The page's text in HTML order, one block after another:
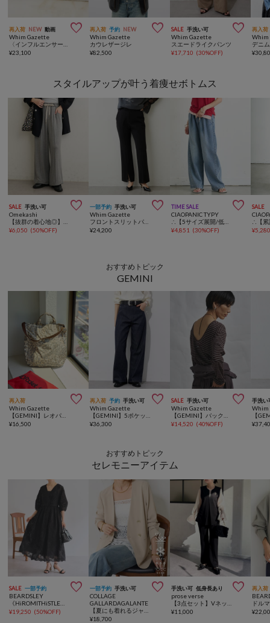
再入荷 NEW 動画 
Whim Gazette
¥23,100
再入荷 予約 NEW 
Whim Gazette
カウレザージレ
¥82,500
SALE 手洗い可 
Whim Gazette
スエードライクパンツ
¥17,710 (30%OFF)
再入荷
Whim
デニ
¥
スタイルアップが叶う着痩せボトムス
SALE 手洗い可 
Omekashi
【抜群の着心地◎】トロミ裏毛パンツ
¥6,050 (50%OFF)
一部予約 手洗い可 
Whim Gazette
フロントスリットパンツ
¥24,200
TIME SALE 
CIAOPANIC TYPY
∴【5サイズ展開/低身長・高身長対応】デイリーイージーワイドデニム
¥4,851 (30%OFF)
SALE
¥
おすすめトピック
GEMINI
再入荷 
Whim Gazette
¥16,500
再入荷 予約 手洗い可 
Whim Gazette
¥36,300
SALE 手洗い可 
Whim Gazette
¥14,520 (40%OFF)
手洗い
Whim
¥
おすすめトピック
セレモニーアイテム
SALE 一部予約 
BEARDSLEY
¥19,250 (50%OFF)
一部予約 手洗い可 
COLLAGE
GALLARDAGALANTE
¥18,700
手洗い可 低身長あり 
prose verse
¥11,000
再入荷
¥